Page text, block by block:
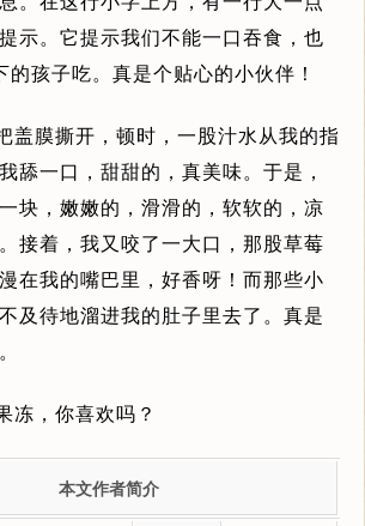
示。它提示我们不能一口吞食，也
孩子吃。真是个贴心的小伙伴！
盖膜撕开，顿时，一股汁水从我的指
舔一口，甜甜的，真美味。于是，
块，嫩嫩的，滑滑的，软软的，凉
接着，我又咬了一大口，那股草莓
在我的嘴巴里，好香呀！而那些小
及待地溜进我的肚子里去了。真是
冻，你喜欢吗？
本文作者简介